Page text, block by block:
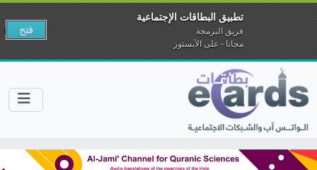
تطبيق البطاقات الإجتماعية
فريق البرمجة
مجانا - على الآبستور
فتح